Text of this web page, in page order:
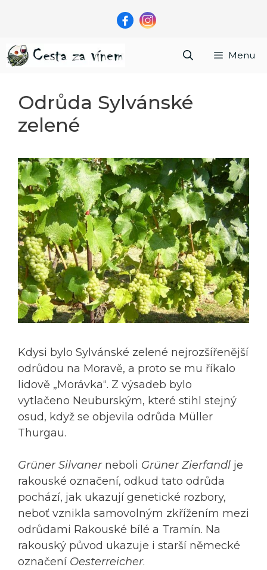
Menu
Odrůda Sylvánské
zelené
Kdysi bylo Sylvánské zelené nejrozšířenější
odrůdou na Moravě, a proto se mu říkalo
lidově „Morávka“. Z výsadeb bylo
vytlačeno Neuburským, které stihl stejný
osud, když se objevila odrůda Müller
Thurgau.
Grüner Silvanerneboli Grüner Zierfandl je
rakouské označení, odkud tato odrůda
pochází, jak ukazují genetické rozbory,
neboť vznikla samovolným zkřížením mezi
odrůdami Rakouské bílé a Tramín. Na
rakouský původ ukazuje i starší německé
označení Oesterreicher.